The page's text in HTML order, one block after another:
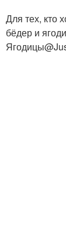
Для тех, кто
бёдер и